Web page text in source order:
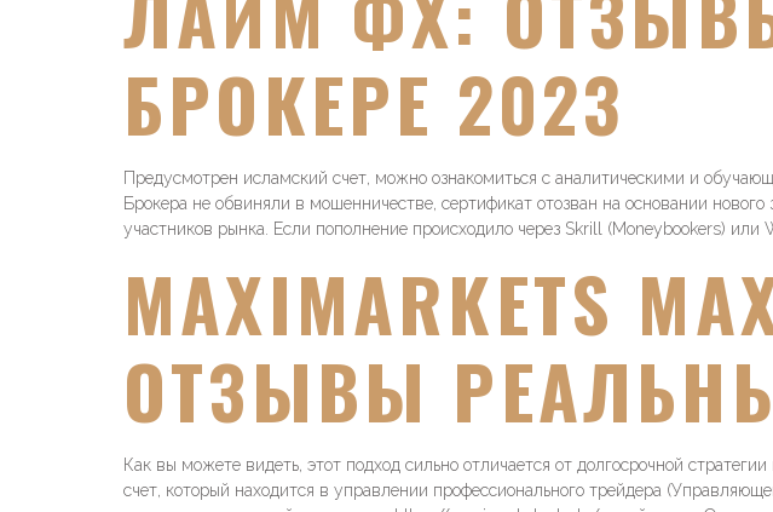
БРОКЕРЕ 2023
Предусмотрен исламский счет, можно ознакомиться с аналитическими и
Брокера не обвиняли в мошенничестве, сертификат отозван на основании
участников рынка. Если пополнение происходило через Skrill (Moneybookers)
MAXIMARKETS
ОТЗЫВЫ
Как вы можете видеть, этот подход сильно отличается от долгосрочной
счет, который находится в управлении профессионального трейдера